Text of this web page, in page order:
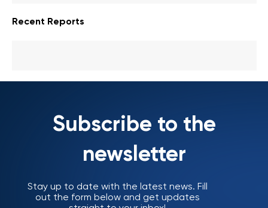
Recent Reports
Subscribe to the
newsletter
Stay up to date with the latest news. Fill
out the form below and get updates